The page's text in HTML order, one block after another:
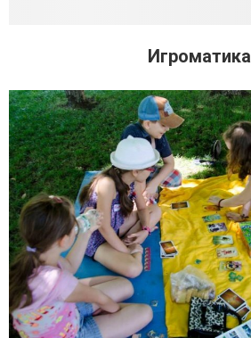
Игроматика